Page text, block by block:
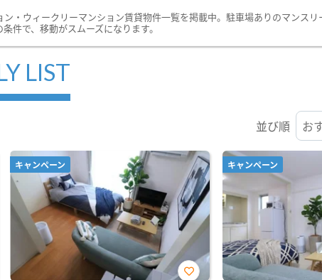
・ウィークリーマンション賃貸物件一覧を掲載中。駐車場ありのマンス
件で、移動がスムーズになります。
LIST
並び順
キャンペーン キャンペーン